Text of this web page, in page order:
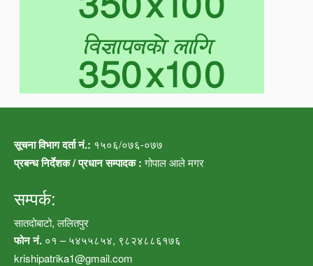
सूचना विभाग दर्ता नं.: १५०६/०७६-०७७
प्रबन्ध निर्देशक / प्रधान सम्पादक :गोपाल आले मगर
सम्पर्क:
सातदोबाटो, ललितपुर
फोन नं. ०१ – ५४५५८५४, ९८२४८८६१७६
krishipatrika1@gmail.com